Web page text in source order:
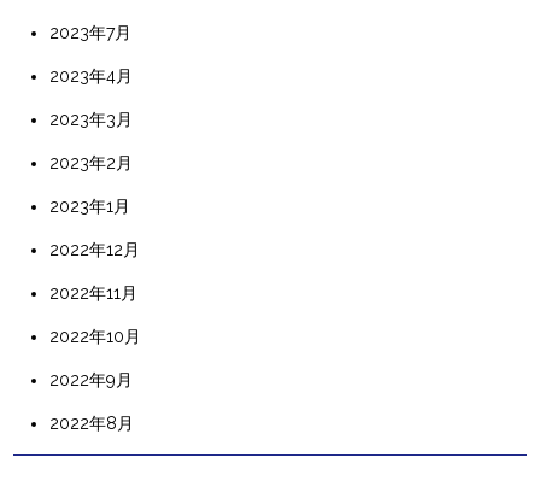
2023年7月
2023年4月
2023年3月
2023年2月
2023年1月
2022年12月
2022年11月
2022年10月
2022年9月
2022年8月